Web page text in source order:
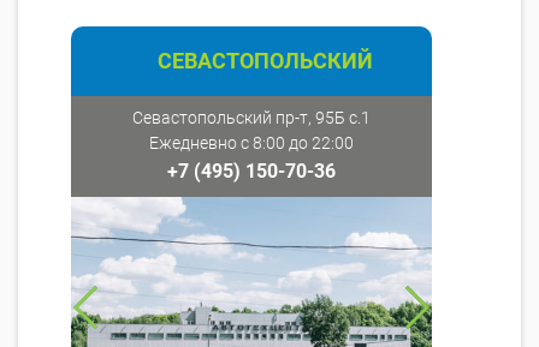
СЕВАСТОПОЛЬСКИЙ
Севастопольский пр-т, 95Б с.1
Ежедневно с 8:00 до 22:00
+7 (495) 150-70-36